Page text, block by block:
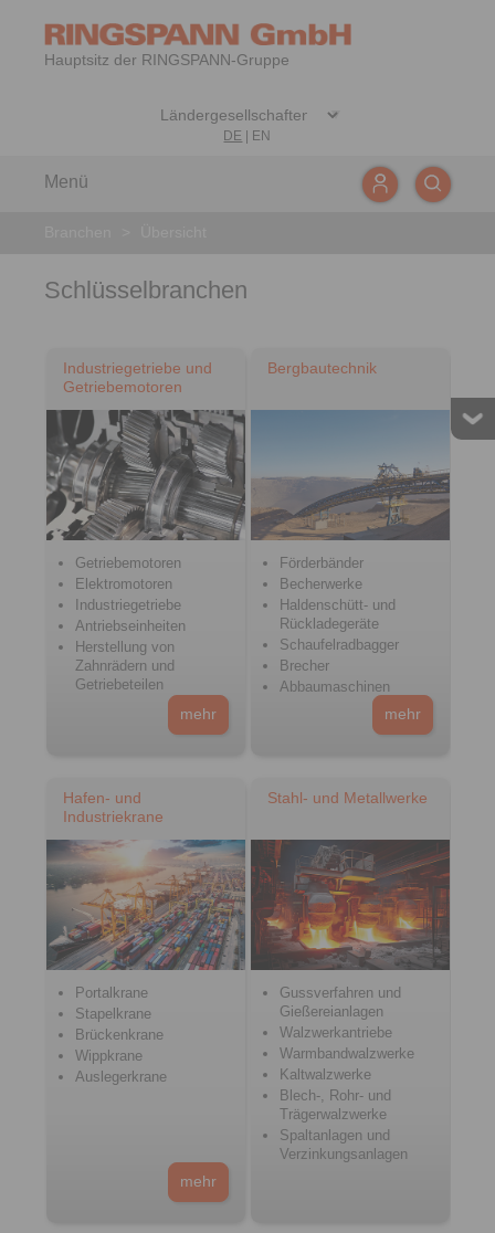
Hauptsitz der RINGSPANN-Gruppe
DE EN
Menü
Schlüsselbranchen
Industriegetriebe und
Getriebemotoren
Getriebemotoren
Elektromotoren
Industriegetriebe
Antriebseinheiten
Herstellung von
Zahnrädern und
Getriebeteilen
mehr
Bergbautechnik
Förderbänder
Becherwerke
Haldenschütt- und
Rückladegeräte
Schaufelradbagger
Brecher
Abbaumaschinen
mehr
Hafen- und
Industriekrane
Portalkrane
Stapelkrane
Brückenkrane
Wippkrane
Auslegerkrane
mehr
Stahl- und Metallwerke
Gussverfahren und
Gießereianlagen
Walzwerkantriebe
Warmbandwalzwerke
Kaltwalzwerke
Blech-, Rohr- und
Trägerwalzwerke
Spaltanlagen und
Verzinkungsanlagen